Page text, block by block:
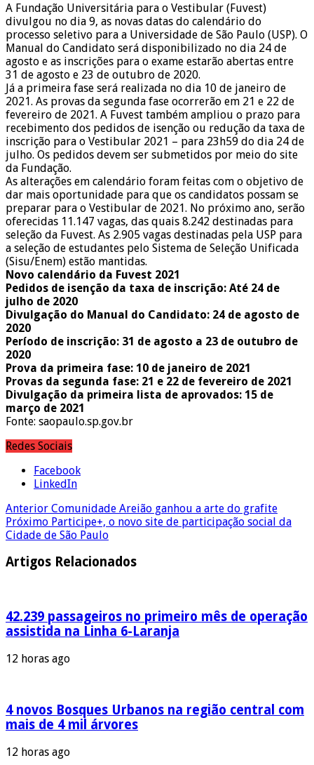
A Fundação Universitária para o Vestibular (Fuvest)
divulgou no dia 9, as novas datas do calendário do
processo seletivo para a Universidade de São Paulo (USP). O
Manual do Candidato será disponibilizado no dia 24 de
agosto e as inscrições para o exame estarão abertas entre
31 de agosto e 23 de outubro de 2020.
Já a primeira fase será realizada no dia 10 de janeiro de
2021. As provas da segunda fase ocorrerão em 21 e 22 de
fevereiro de 2021. A Fuvest também ampliou o prazo para
recebimento dos pedidos de isenção ou redução da taxa de
inscrição para o Vestibular 2021 – para 23h59 do dia 24 de
julho. Os pedidos devem ser submetidos por meio do site
da Fundação.
As alterações em calendário foram feitas com o objetivo de
dar mais oportunidade para que os candidatos possam se
preparar para o Vestibular de 2021. No próximo ano, serão
oferecidas 11.147 vagas, das quais 8.242 destinadas para
seleção da Fuvest. As 2.905 vagas destinadas pela USP para
a seleção de estudantes pelo Sistema de Seleção Unificada
(Sisu/Enem) estão mantidas.
Novo calendário da Fuvest 2021
Pedidos de isenção da taxa de inscrição: Até 24 de
julho de 2020
Divulgação do Manual do Candidato: 24 de agosto de
2020
Período de inscrição: 31 de agosto a 23 de outubro de
2020
Prova da primeira fase: 10 de janeiro de 2021
Provas da segunda fase: 21 e 22 de fevereiro de 2021
Divulgação da primeira lista de aprovados: 15 de
março de 2021
Fonte: saopaulo.sp.gov.br
Redes Sociais
Facebook
LinkedIn
Anterior Comunidade Areião ganhou a arte do grafite
Próximo Participe+, o novo site de participação social da
Cidade de São Paulo
Artigos Relacionados
42.239 passageiros no primeiro mês de operação
assistida na Linha 6-Laranja
12 horas ago
4 novos Bosques Urbanos na região central com
mais de 4 mil árvores
12 horas ago